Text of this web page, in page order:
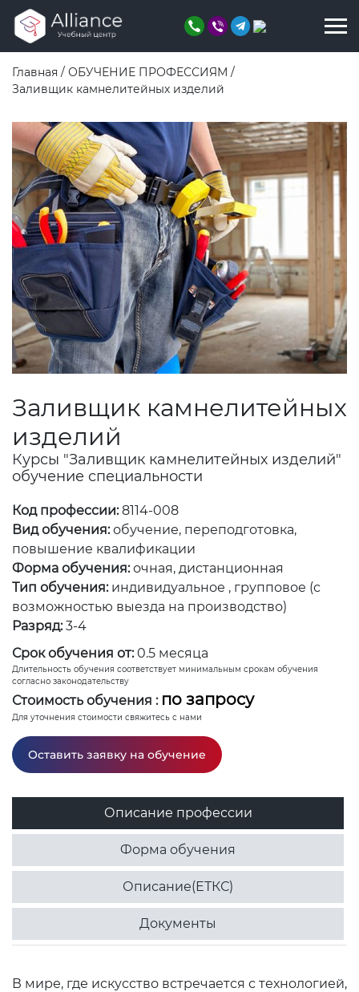
Главная / ОБУЧЕНИЕ ПРОФЕССИЯМ /
Заливщик камнелитейных изделий
Заливщик камнелитейных
изделий
Курсы "Заливщик камнелитейных изделий"
обучение специальности
Код профессии:8114-008
Вид обучения: обучение, переподготовка,
повышение квалификации
Форма обучения: очная, дистанционная
Тип обучения: индивидуальное , групповое (с
возможностью выезда на производство)
Разряд: 3-4
Срок обучения от: 0.5 месяца
Длительность обучения соответствует минимальным срокам обучения
согласно законодательству
Стоимость обучения : по запросу
Для уточнения стоимости свяжитесь с нами
Оставить заявку на обучение
Описание профессии
Форма обучения
Описание(ЕТКС)
Документы
В мире, где искусство встречается с технологией,